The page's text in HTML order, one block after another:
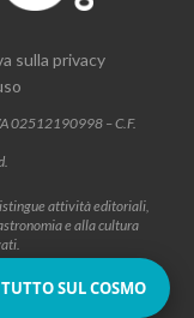
sulla privacy
02512190998 – C.F.
attività editoriali,
e alla cultura
SUL COSMO